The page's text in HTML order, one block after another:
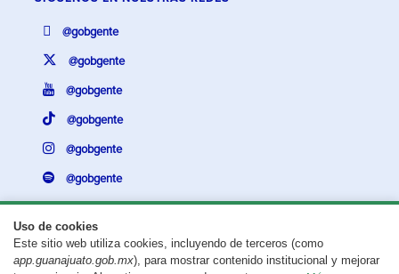
Uso de cookies
Este sitio web utiliza cookies, incluyendo de terceros (como
app.guanajuato.gob.mx), para mostrar contenido institucional y mejorar
@gobgente
@gobgente
@gobgente
@gobgente
@gobgente
@gobgente
¿Existe algún problema con esta página?Repórtalo aquí.